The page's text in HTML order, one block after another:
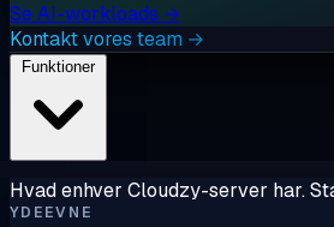
Se AI-workloads →
Kontakt vores team →
Funktioner
Hvad enhver Cloudzy-server har.
YDEEVNE